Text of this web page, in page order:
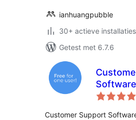
ianhuangpubble
30+ actieve installaties
Getest met 6.7.6
Chat, &
Customer Support